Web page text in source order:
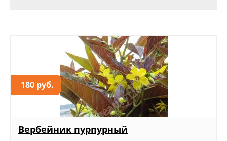
180 руб.
Вербейник пурпурный